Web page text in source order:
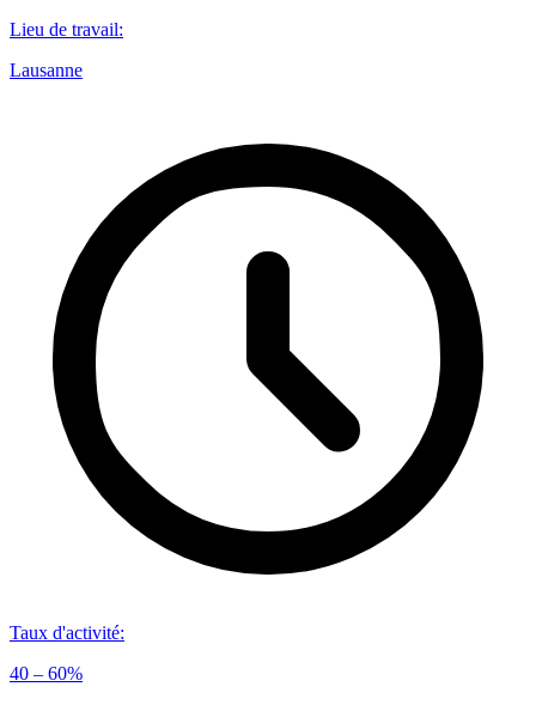
Lieu de travail:
Lausanne
Taux d'activité:
40 – 60%